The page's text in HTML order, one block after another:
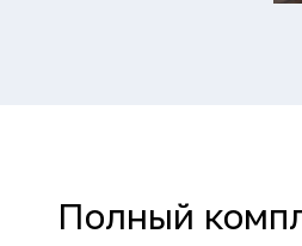
Полный